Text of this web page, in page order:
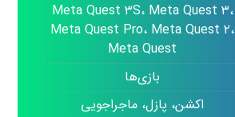
Meta Quest ۳S، Meta Quest ۳،
Meta Quest Pro، Meta Quest ۲،
Meta Quest
بازی‌ها
اکشن، پازل، ماجراجویی